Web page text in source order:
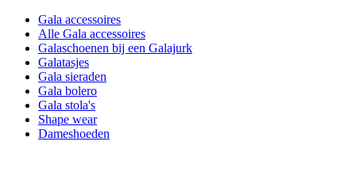
Gala accessoires
Alle Gala accessoires
Galaschoenen bij een Galajurk
Galatasjes
Gala sieraden
Gala bolero
Gala stola's
Shape wear
Dameshoeden